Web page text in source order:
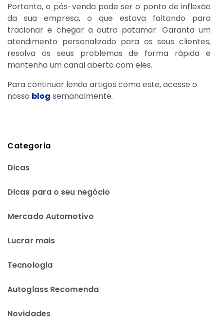
Portanto, o pós-venda pode ser o ponto de inflexão
da sua empresa, o que estava faltando para
tracionar e chegar a outro patamar. Garanta um
atendimento personalizado para os seus clientes,
resolva os seus problemas de forma rápida e
mantenha um canal aberto com eles.
Para continuar lendo artigos como este, acesse o
nosso blog semanalmente.
Categoria
Dicas
Dicas para o seu negócio
Mercado Automotivo
Lucrar mais
Tecnologia
Autoglass Recomenda
Novidades